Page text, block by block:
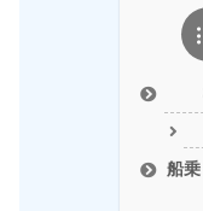
船